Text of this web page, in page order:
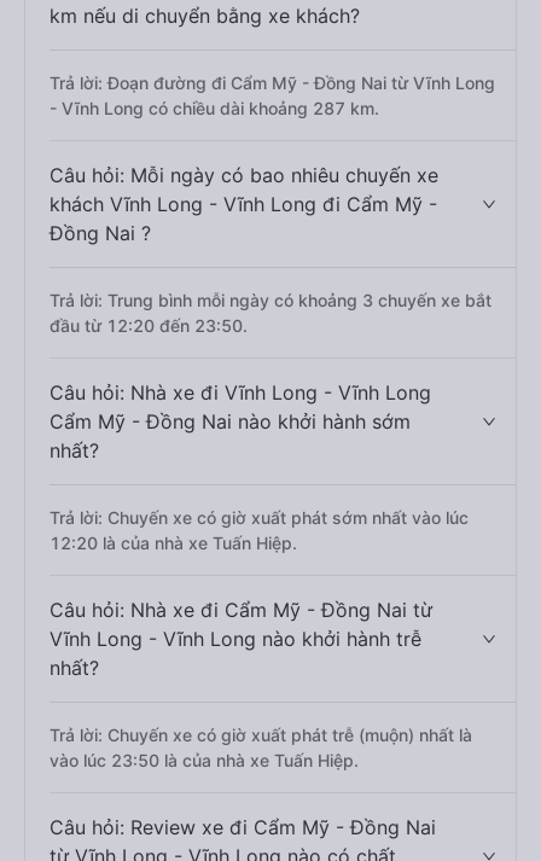
km nếu di chuyển bằng xe khách?
Trả lời: Đoạn đường đi Cẩm Mỹ - Đồng Nai từ Vĩnh Long
- Vĩnh Long có chiều dài khoảng 287 km.
Câu hỏi: Mỗi ngày có bao nhiêu chuyến xe
khách Vĩnh Long - Vĩnh Long đi Cẩm Mỹ -
Đồng Nai ?
Trả lời: Trung bình mỗi ngày có khoảng 3 chuyến xe bắt
đầu từ 12:20 đến 23:50.
Câu hỏi: Nhà xe đi Vĩnh Long - Vĩnh Long
Cẩm Mỹ - Đồng Nai nào khởi hành sớm
nhất?
Trả lời: Chuyến xe có giờ xuất phát sớm nhất vào lúc
12:20 là của nhà xe Tuấn Hiệp.
Câu hỏi: Nhà xe đi Cẩm Mỹ - Đồng Nai từ
Vĩnh Long - Vĩnh Long nào khởi hành trễ
nhất?
Trả lời: Chuyến xe có giờ xuất phát trễ (muộn) nhất là
vào lúc 23:50 là của nhà xe Tuấn Hiệp.
Câu hỏi: Review xe đi Cẩm Mỹ - Đồng Nai
từ Vĩnh Long - Vĩnh Long nào có chất